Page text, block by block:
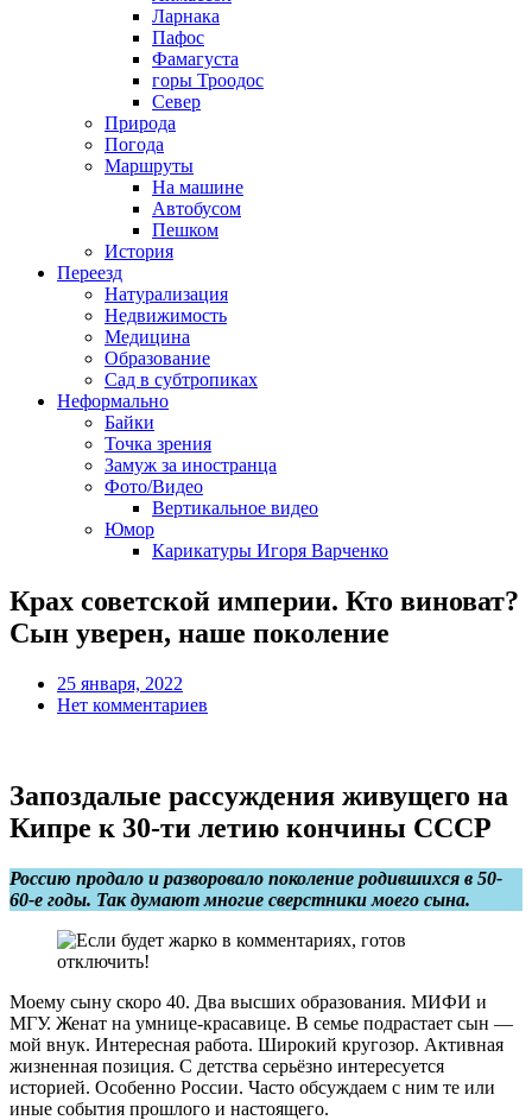
Ларнака
Пафос
Фамагуста
горы Троодос
Север
Природа
Погода
Маршруты
На машине
Автобусом
Пешком
История
Переезд
Натурализация
Недвижимость
Медицина
Образование
Сад в субтропиках
Неформально
Байки
Точка зрения
Замуж за иностранца
Фото/Видео
Вертикальное видео
Юмор
Карикатуры Игоря Варченко
Крах советской империи. Кто виноват?
Сын уверен, наше поколение
25 января, 2022
Нет комментариев
Запоздалые рассуждения живущего на
Кипре к 30-ти летию кончины СССР
Россию продало и разворовало поколение родившихся в 50-
60-е годы. Так думают многие сверстники моего сына.
Моему сыну скоро 40. Два высших образования. МИФИ и
МГУ. Женат на умнице-красавице. В семье подрастает сын —
мой внук. Интересная работа. Широкий кругозор. Активная
жизненная позиция. С детства серьёзно интересуется
историей. Особенно России. Часто обсуждаем с ним те или
иные события прошлого и настоящего.